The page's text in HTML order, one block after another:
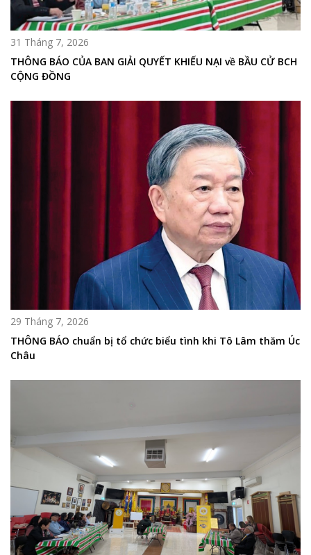
31 Tháng 7, 2026
THÔNG BÁO CỦA BAN GIẢI QUYẾT KHIẾU NẠI về BẦU CỬ BCH
CỘNG ĐỒNG
29 Tháng 7, 2026
THÔNG BÁO chuẩn bị tổ chức biểu tình khi Tô Lâm thăm Úc
Châu